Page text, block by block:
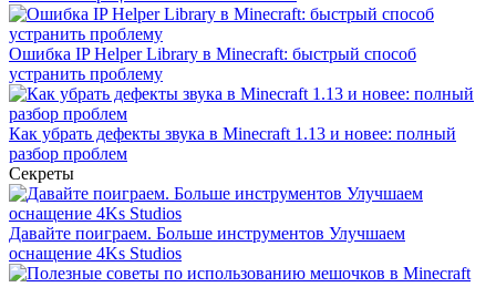
Ошибка IP Helper Library в Minecraft: быстрый способ
устранить проблему
Как убрать дефекты звука в Minecraft 1.13 и новее: полный
разбор проблем
Секреты
Давайте поиграем. Больше инструментов Улучшаем
оснащение 4Ks Studios